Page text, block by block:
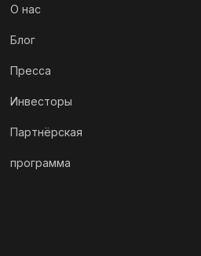
О нас
Блог
Пресса
Инвесторы
Партнёрская
программа